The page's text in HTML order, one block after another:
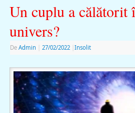
Un cuplu a călătorit
univers?
De Admin 27/02/2022 Insolit